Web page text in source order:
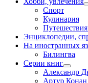
Спорт
Кулинария
Энциклопедии,
На иностранных
Билингва
Серии книг
Александр
Артур